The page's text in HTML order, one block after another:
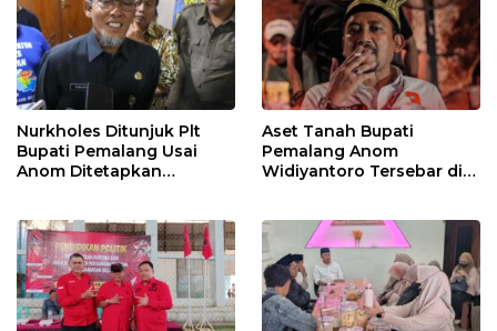
Nurkholes Ditunjuk Plt
Bupati Pemalang Usai
Anom Ditetapkan
Aset Tanah Bupati
Pemalang Anom
Widiyantoro Tersebar di